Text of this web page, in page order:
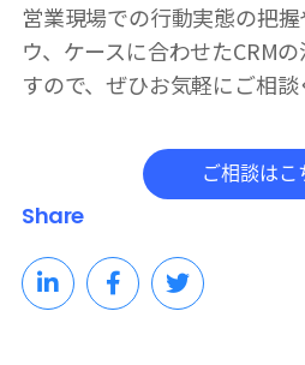
Share
営業現場での行動実態の把
ウ、 ケースに合わせたCRM
すので、ぜひお気軽にご相談